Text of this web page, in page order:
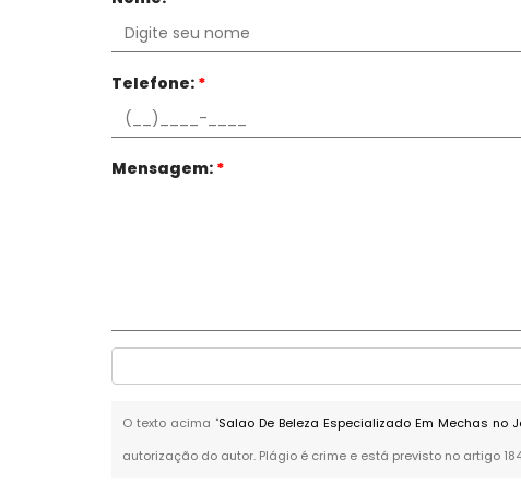
Telefone: *
Mensagem: *
O texto acima "Salao De Beleza Especializado Em Mechas no
autorização do autor. Plágio é crime e está previsto no artigo